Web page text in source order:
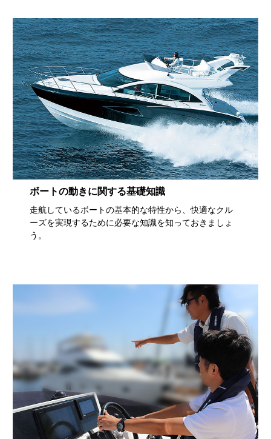
ボートの動きに関する基礎知識
走航しているボートの基本的な特性から、快適なクル
ーズを実現するために必要な知識を知っておきましょ
う。